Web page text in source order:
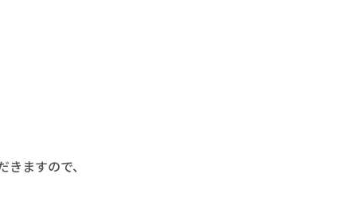
ますので、